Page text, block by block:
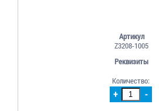
Артикул
Z3208-1005
Реквизиты
+ -
Количество: